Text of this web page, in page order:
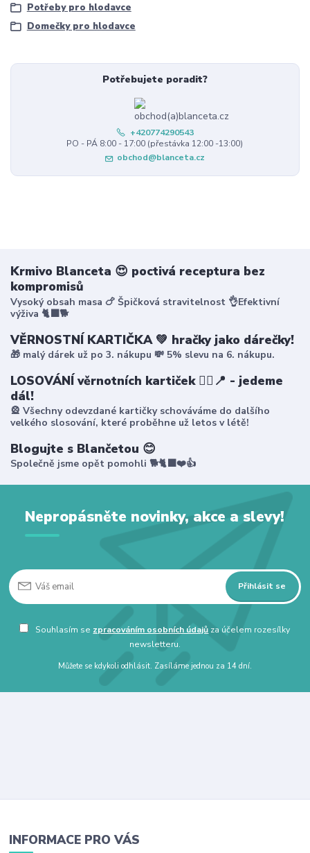
Potřeby pro hlodavce
Domečky pro hlodavce
Potřebujete poradit?
+420774290543
PO - PÁ 8:00 - 17:00 (přestávka 12:00 -13:00)
obchod@blanceta.cz
Krmivo Blanceta 😍 poctivá receptura bez
kompromisů
Vysoký obsah masa 🍗 Špičková stravitelnost 👌Efektivní
výživa 🐈‍⬛🐕
VĚRNOSTNÍ KARTIČKA 💚 hračky jako dárečky!
🎁 malý dárek už po 3. nákupu 💸 5% slevu na 6. nákupu.
LOSOVÁNÍ věrnotních kartiček 🤸‍♀️📍 - jedeme
dál!
🎡 Všechny odevzdané kartičky schováváme do dalšího
velkého slosování, které proběhne už letos v létě!
Blogujte s Blančetou 😊
Společně jsme opět pomohli 🐕🐈‍⬛❤️👍
Nepropásněte novinky, akce a slevy!
Přihlásit se
Souhlasím se zpracováním osobních údajů za účelem rozesílky
newsletteru.
Můžete se kdykoli odhlásit. Zasíláme jednou za 14 dní.
INFORMACE PRO VÁS